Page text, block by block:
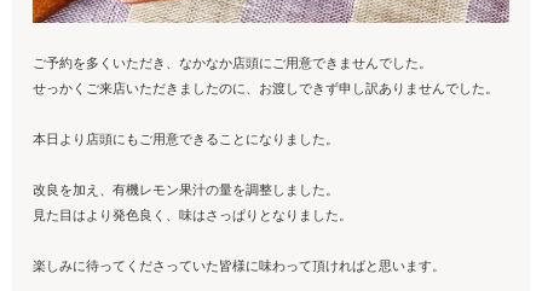
ご予約を多くいただき、なかなか店頭にご用意できませんでした。
せっかくご来店いただきましたのに、お渡しできず申し訳ありませんでした。
本日より店頭にもご用意できることになりました。
改良を加え、有機レモン果汁の量を調整しました。
見た目はより発色良く、味はさっぱりとなりました。
楽しみに待ってくださっていた皆様に味わって頂ければと思います。